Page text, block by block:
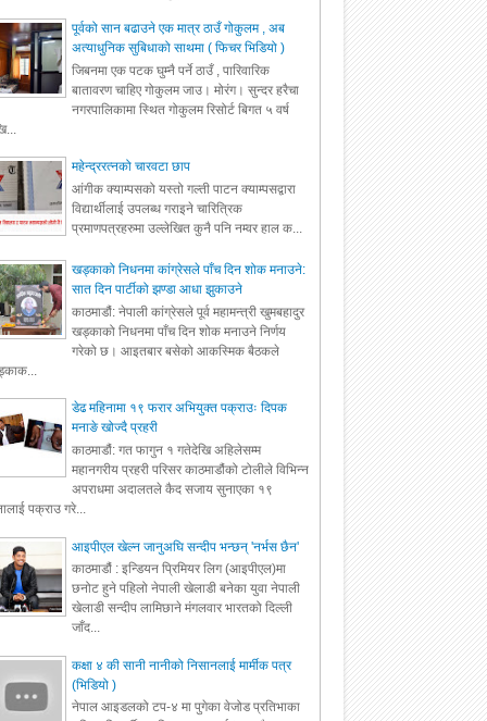
पूर्वको सान बढाउने एक मात्र ठाउँ गोकुलम , अब
अत्याधुनिक सुबिधाको साथमा ( फिचर भिडियो )
जिबनमा एक पटक घुम्नै पर्ने ठाउँ , पारिवारिक
बातावरण चाहिए गोकुलम जाउ। मोरंग। सुन्दर हरैचा
नगरपालिकामा स्थित गोकुलम रिसोर्ट बिगत ५ वर्ष
महेन्द्ररत्नको चारवटा छाप
आंगीक क्याम्पसको यस्तो गल्ती पाटन क्याम्पसद्वारा
विद्यार्थीलाई उपलब्ध गराइने चारित्रिक
प्रमाणपत्रहरुमा उल्लेखित कुनै पनि नम्वर हाल क...
खड्काको निधनमा कांग्रेसले पाँच दिन शोक मनाउने:
सात दिन पार्टीको झण्डा आधा झुकाउने
काठमाडौं: नेपाली कांग्रेसले पूर्व महामन्त्री खुमबहादुर
खड्काको निधनमा पाँच दिन शोक मनाउने निर्णय
गरेको छ। आइतबार बसेको आकस्मिक बैठकले
डेढ महिनामा १९ फरार अभियुक्त पक्राउः दिपक
मनाङे खोज्दै प्रहरी
काठमाडौं: गत फागुन १ गतेदेखि अहिलेसम्म
महानगरीय प्रहरी परिसर काठमाडौंको टोलीले विभिन्न
अपराधमा अदालतले कैद सजाय सुनाएका १९
पक्राउ गरे...
आइपीएल खेल्न जानुअघि सन्दीप भन्छन् 'नर्भस छैन'
काठमाडौं : इन्डियन प्रिमियर लिग (आइपीएल)मा
छनोट हुने पहिलो नेपाली खेलाडी बनेका युवा नेपाली
खेलाडी सन्दीप लामिछाने मंगलवार भारतको दिल्ली
जाँद...
कक्षा ४ की सानी नानीको निसानलाई मार्मीक पत्र
(भिडियो )
नेपाल आइडलको टप-४ मा पुगेका वेजोड प्रतिभाका